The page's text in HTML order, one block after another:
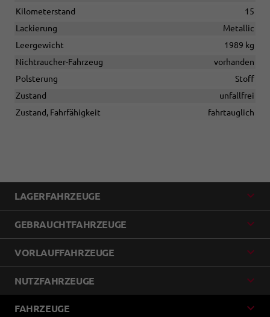
Kilometerstand
15
Lackierung
Metallic
Leergewicht
1989 kg
Nichtraucher-Fahrzeug
vorhanden
Polsterung
Stoff
Zustand
unfallfrei
Zustand, Fahrfähigkeit
fahrtauglich
LAGERFAHRZEUGE
GEBRAUCHTFAHRZEUGE
VORLAUFFAHRZEUGE
NUTZFAHRZEUGE
FAHRZEUGE